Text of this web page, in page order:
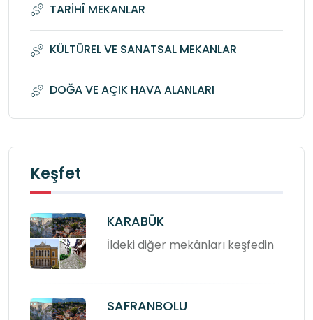
TARİHÎ MEKANLAR
KÜLTÜREL VE SANATSAL MEKANLAR
DOĞA VE AÇIK HAVA ALANLARI
Keşfet
KARABÜK
İldeki diğer mekânları keşfedin
SAFRANBOLU